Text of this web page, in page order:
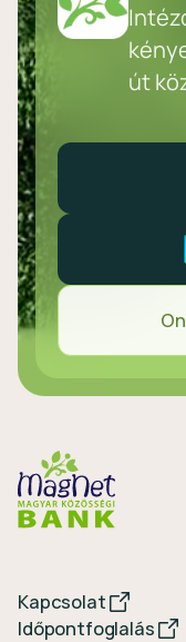
út
Kapcsolat
Időpontfoglalás